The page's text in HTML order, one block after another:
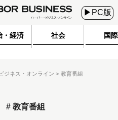
▶PC版
・経済 社会 国際
ジネス・オンライン 教育番組
教育番組